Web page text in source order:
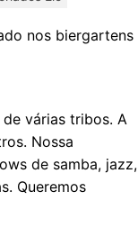
nos biergartens
várias tribos. A
Nossa
de samba, jazz,
Queremos